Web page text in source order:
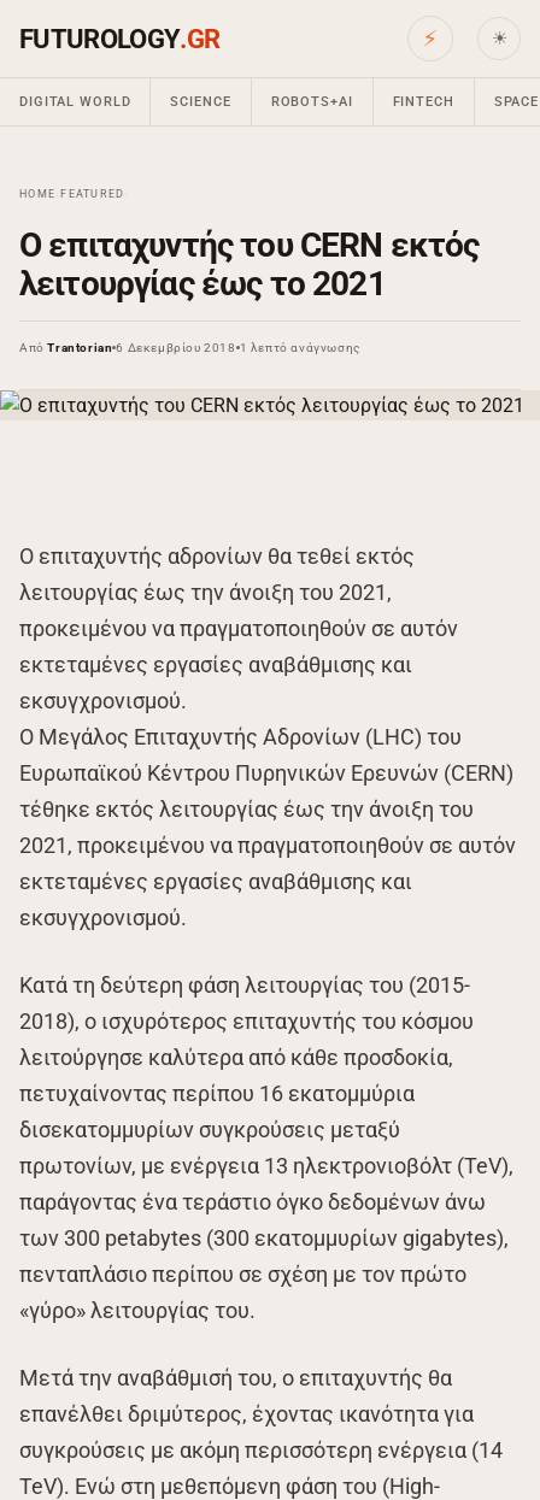
FUTUROLOGY.GR ⚡ ☀
DIGITAL WORLD SCIENCE ROBOTS+AI FINTECH SPACE
HOME FEATURED
Ο επιταχυντής του CERN εκτός
λειτουργίας έως το 2021
ΑπόTrantorian 6 Δεκεμβρίου 2018 1 λεπτό ανάγνωσης
Ο επιταχυντής αδρονίων θα τεθεί εκτός
λειτουργίας έως την άνοιξη του 2021,
προκειμένου να πραγματοποιηθούν σε αυτόν
εκτεταμένες εργασίες αναβάθμισης και
εκσυγχρονισμού.
Ο Μεγάλος Επιταχυντής Αδρονίων (LHC) του
Ευρωπαϊκού Κέντρου Πυρηνικών Ερευνών (CERN)
τέθηκε εκτός λειτουργίας έως την άνοιξη του
2021, προκειμένου να πραγματοποιηθούν σε αυτόν
εκτεταμένες εργασίες αναβάθμισης και
εκσυγχρονισμού.
Κατά τη δεύτερη φάση λειτουργίας του (2015-
2018), ο ισχυρότερος επιταχυντής του κόσμου
λειτούργησε καλύτερα από κάθε προσδοκία,
πετυχαίνοντας περίπου 16 εκατομμύρια
δισεκατομμυρίων συγκρούσεις μεταξύ
πρωτονίων, με ενέργεια 13 ηλεκτρονιοβόλτ (TeV),
παράγοντας ένα τεράστιο όγκο δεδομένων άνω
των 300 petabytes (300 εκατομμυρίων gigabytes),
πενταπλάσιο περίπου σε σχέση με τον πρώτο
«γύρο» λειτουργίας του.
Μετά την αναβάθμισή του, ο επιταχυντής θα
επανέλθει δριμύτερος, έχοντας ικανότητα για
συγκρούσεις με ακόμη περισσότερη ενέργεια (14
TeV). Ενώ στη μεθεπόμενη φάση του (High-